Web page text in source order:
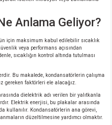
Anlama Geliyor?
için maksimum kabul edilebilir sıcaklık
veya performans açısından
sıcaklığın kontrol altında tutulması
Bu makalede, kondansatörlerin çalışma
gereken faktörleri ele alacağız.
dielektrik adı verilen bir yalıtkanla
Elektrik enerjisi, bu plakalar arasında
kullanılır. Kondansatörlerin ana görevi,
düzeltilmesine yardımcı olmaktır.